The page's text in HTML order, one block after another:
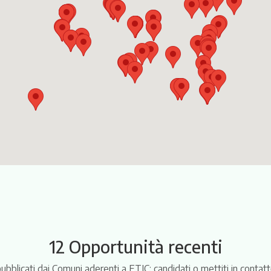
12 Opportunità recenti